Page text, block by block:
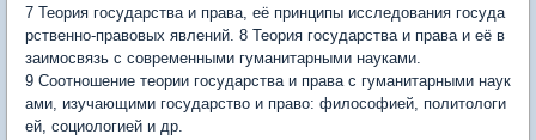
7 Теория государства и права, её принципы исследования госуда
рственно-правовых явлений. 8 Теория государства и права и её в
заимосвязь с современными гуманитарными науками.
9 Соотношение теории государства и права с гуманитарными наук
ами, изучающими государство и право: философией, политологи
ей, социологией и др.